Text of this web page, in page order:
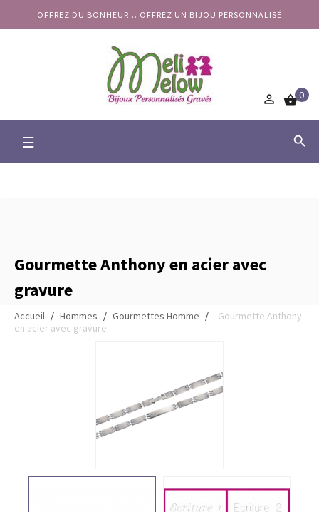
OFFREZ DU BONHEUR... OFFREZ UN BIJOU PERSONNALISÉ
 0
Basculer
☰ 
Gourmette Anthony en acier avec
gravure
Accueil Hommes Gourmettes Homme
Gourmette Anthony
en acier avec gravure